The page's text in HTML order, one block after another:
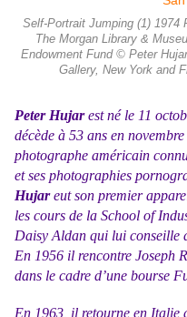
Self-Portrait Jumping (1) 1974
The Morgan Library &
Endowment Fund © Peter
Gallery, New York and
Peter Hujarest né le 11
décède à 53 ans en
photographe américain
et ses photographies
Hujareut son premier
les cours de la School of
Daisy Aldan qui lui conseille
En 1956 il rencontre Joseph
dans le cadre d’une bourse
En 1963, il retourne en Italie